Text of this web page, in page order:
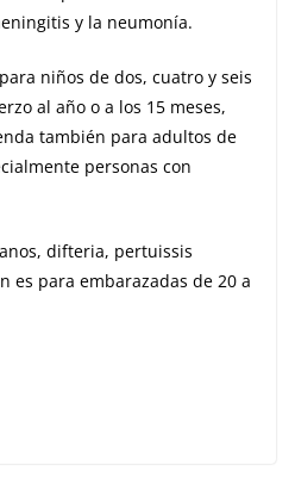
y la neumonía.
niños de dos, cuatro y seis
al año o a los 15 meses,
también para adultos de
personas con
difteria, pertuissis
es para embarazadas de 20 a